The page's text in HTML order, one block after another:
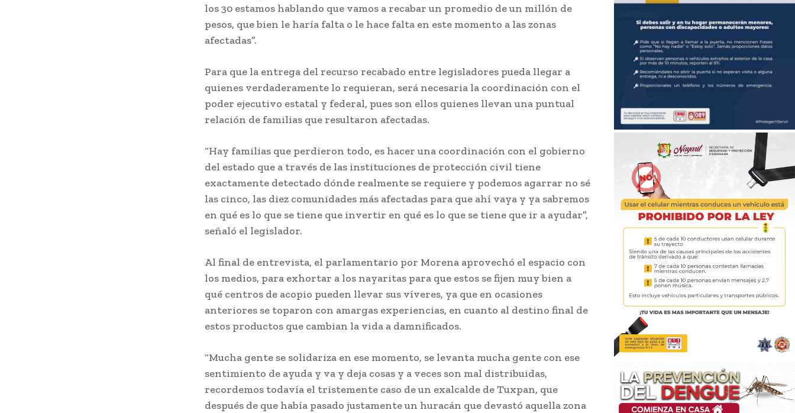
los 30 estamos hablando que vamos a recabar un promedio de un millón de
pesos, que bien le haría falta o le hace falta en este momento a las zonas
afectadas”.
Para que la entrega del recurso recabado entre legisladores pueda llegar a
quienes verdaderamente lo requieran, será necesaria la coordinación con el
poder ejecutivo estatal y federal, pues son ellos quienes llevan una puntual
relación de familias que resultaron afectadas.
“Hay familias que perdieron todo, es hacer una coordinación con el gobierno
del estado que a través de las instituciones de protección civil tiene
exactamente detectado dónde realmente se requiere y podemos agarrar no sé
las cinco, las diez comunidades más afectadas para que ahí vaya y ya sabremos
en qué es lo que se tiene que invertir en qué es lo que se tiene que ir a ayudar”,
señaló el legislador.
Al final de entrevista, el parlamentario por Morena aprovechó el espacio con
los medios, para exhortar a los nayaritas para que estos se fijen muy bien a
qué centros de acopio pueden llevar sus víveres, ya que en ocasiones
anteriores se toparon con amargas experiencias, en cuanto al destino final de
estos productos que cambian la vida a damnificados.
“Mucha gente se solidariza en ese momento, se levanta mucha gente con ese
sentimiento de ayuda y va y deja cosas y a veces son mal distribuidas,
recordemos todavía el tristemente caso de un exalcalde de Tuxpan, que
después de que había pasado justamente un huracán que devastó aquella zona